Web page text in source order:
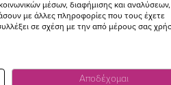
μέσων, διαφήμισης και αναλύσεων,
με άλλες πληροφορίες που τους έχετε
σε σχέση με την από μέρους σας
Αποδέχομαι